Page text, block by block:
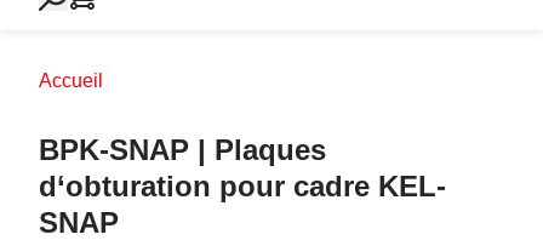
Accueil
BPK-SNAP | Plaques
d‘obturation pour cadre KEL-
SNAP